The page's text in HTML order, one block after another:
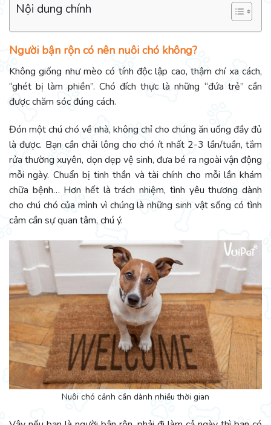
Nội dung chính
Người bận rộn có nên nuôi chó không?
Không giống như mèo có tính độc lập cao, thậm chí xa cách,
“ghét bị làm phiền”. Chó đích thực là những “đứa trẻ” cần
được chăm sóc đúng cách.
Đón một chú chó về nhà, không chỉ cho chúng ăn uống đầy đủ
là được. Bạn cần chải lông cho chó ít nhất 2-3 lần/tuần, tắm
rửa thường xuyên, dọn dẹp vệ sinh, đưa bé ra ngoài vận động
mỗi ngày. Chuẩn bị tinh thần và tài chính cho mỗi lần khám
chữa bệnh… Hơn hết là trách nhiệm, tình yêu thương dành
cho chú chó của mình vì chúng là những sinh vật sống có tình
cảm cần sự quan tâm, chú ý.
Nuôi chó cảnh cần dành nhiều thời gian